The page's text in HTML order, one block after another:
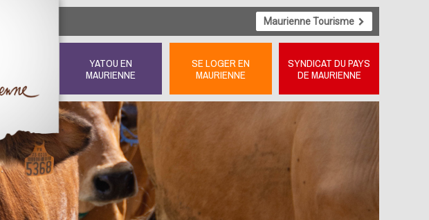
Maurienne Tourisme
YATOU EN
MAURIENNE
SE LOGER EN
MAURIENNE
SYNDICAT DU PAYS
DE MAURIENNE